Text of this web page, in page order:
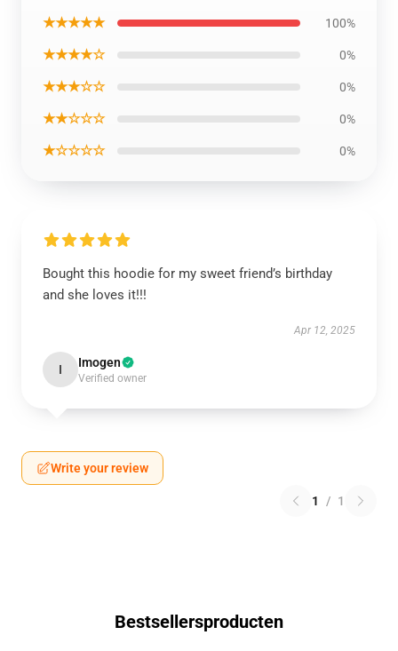
★★★★★ 100%
★★★★☆ 0%
★★★☆☆ 0%
★★☆☆☆ 0%
★☆☆☆☆ 0%
Bought this hoodie for my sweet friend’s birthday
and she loves it!!!
Apr 12, 2025
I Imogen
Verified owner
Write your review
1 / 1
Bestsellersproducten